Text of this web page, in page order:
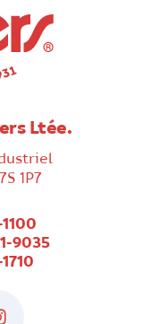
Ltée.
1P7
9035